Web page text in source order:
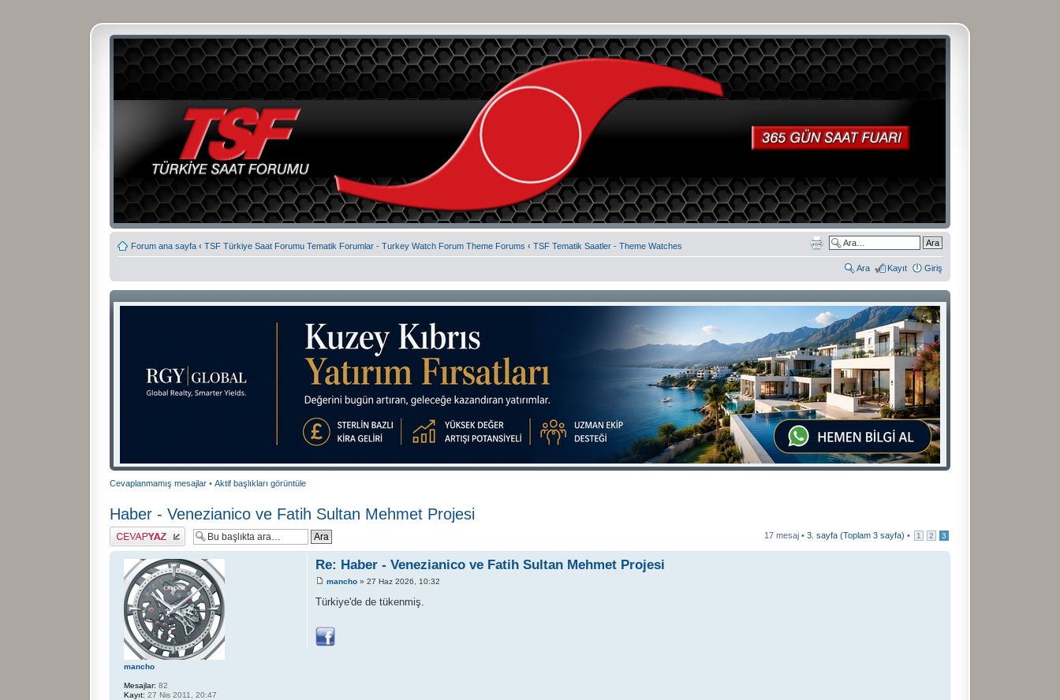
Forum ana sayfa ‹ TSF Türkiye Saat Forumu Tematik Forumlar - Turkey Watch Forum Theme Forums ‹ TSF Tematik Saatler - Theme Watches
Ara Kayıt Giriş
Cevaplanmamış mesajlar • Aktif başlıkları görüntüle
Haber - Venezianico ve Fatih Sultan Mehmet Projesi
Cevap gönder 17 mesaj • 3 . sayfa (Toplam 3 sayfa) • 1 2 3
Re: Haber - Venezianico ve Fatih Sultan Mehmet Projesi
mancho » 27 Haz 2026, 10:32
Türkiye'de de tükenmiş.
mancho
Mesajlar: 82
Kayıt: 27 Nis 2011, 20:47